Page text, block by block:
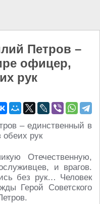
Петров –
офицер,
рук
Отечественную,
и врагов.
без рук… Человек
Герой Советского